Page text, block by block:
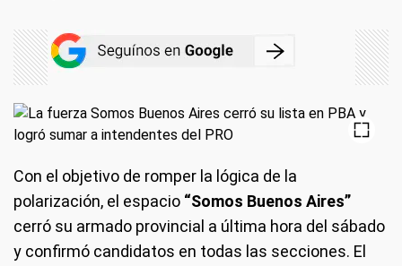
Con el objetivo de romper la lógica de la
polarización, el espacio “Somos Buenos Aires”
cerró su armado provincial a última hora del sábado
y confirmó candidatos en todas las secciones. El